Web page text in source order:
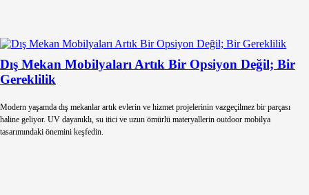
Dış Mekan Mobilyaları Artık Bir Opsiyon Değil; Bir
Gereklilik
Modern yaşamda dış mekanlar artık evlerin ve hizmet projelerinin vazgeçilmez bir parçası
haline geliyor. UV dayanıklı, su itici ve uzun ömürlü materyallerin outdoor mobilya
tasarımındaki önemini keşfedin.